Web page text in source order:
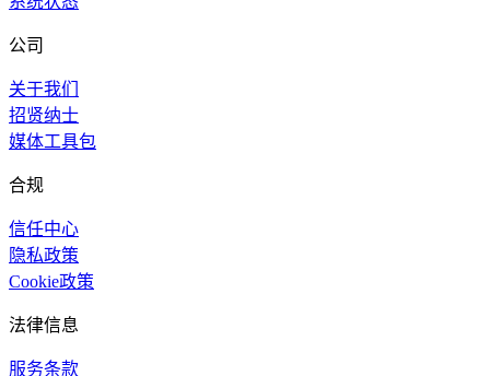
公司
关于我们
招贤纳士
媒体工具包
合规
信任中心
隐私政策
Cookie政策
法律信息
服务条款